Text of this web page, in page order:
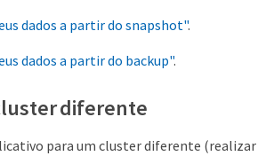
dados a partir do snapshot".
dados a partir do backup".
diferente
para um cluster diferente (realizar